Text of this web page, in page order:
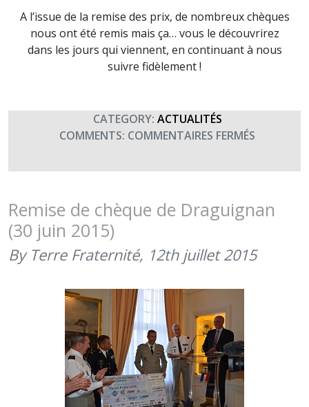
A l’issue de la remise des prix, de nombreux chèques
nous ont été remis mais ça… vous le découvrirez
dans les jours qui viennent, en continuant à nous
suivre fidèlement !
CATEGORY: ACTUALITÉS
COMMENTS: COMMENTAIRES FERMÉS
DES
D’UN
Remise de chèque de Draguignan
(30 juin 2015)
By Terre Fraternité, 12th juillet 2015